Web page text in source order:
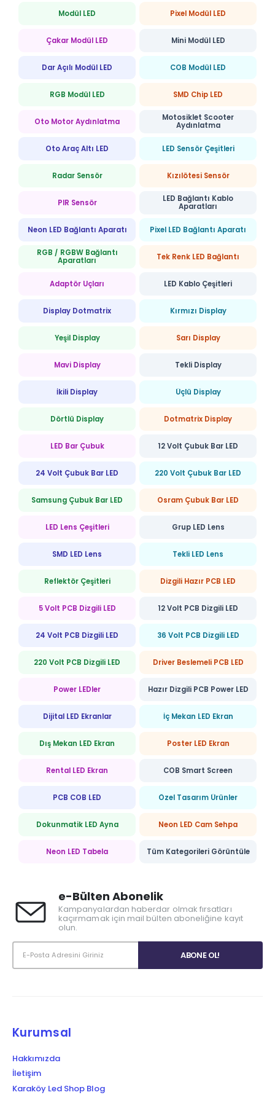
Modül LED Pixel Modül LED
Çakar Modül LED Mini Modül LED
Dar Açılı Modül LED COB Modül LED
RGB Modül LED SMD Chip LED
Oto Motor Aydınlatma
Motosiklet Scooter
Aydınlatma
Oto Araç Altı LED LED Sensör Çeşitleri
Radar Sensör Kızılötesi Sensör
PIR Sensör
LED Bağlantı Kablo
Aparatları
Neon LED Bağlantı Aparatı Pixel LED Bağlantı Aparatı
RGB / RGBW Bağlantı
Aparatları
Tek Renk LED Bağlantı
Adaptör Uçları LED Kablo Çeşitleri
Display Dotmatrix Kırmızı Display
Yeşil Display Sarı Display
Mavi Display Tekli Display
İkili Display Üçlü Display
Dörtlü Display Dotmatrix Display
LED Bar Çubuk 12 Volt Çubuk Bar LED
24 Volt Çubuk Bar LED 220 Volt Çubuk Bar LED
Samsung Çubuk Bar LED Osram Çubuk Bar LED
LED Lens Çeşitleri Grup LED Lens
SMD LED Lens Tekli LED Lens
Reflektör Çeşitleri Dizgili Hazır PCB LED
5 Volt PCB Dizgili LED 12 Volt PCB Dizgili LED
24 Volt PCB Dizgili LED 36 Volt PCB Dizgili LED
220 Volt PCB Dizgili LED Driver Beslemeli PCB LED
Power LEDler Hazır Dizgili PCB Power LED
Dijital LED Ekranlar İç Mekan LED Ekran
Dış Mekan LED Ekran Poster LED Ekran
Rental LED Ekran COB Smart Screen
PCB COB LED Özel Tasarım Ürünler
Dokunmatik LED Ayna Neon LED Cam Sehpa
Neon LED Tabela Tüm Kategorileri Görüntüle
e-Bülten Abonelik
Kampanyalardan haberdar olmak fırsatları
kaçırmamak için mail bülten aboneliğine kayıt
olun.
Kurumsal
Hakkımızda
İletişim
Karaköy Led Shop Blog